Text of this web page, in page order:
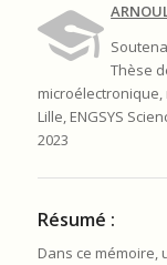
Thèse
Lille, ENGSYS
2023
Résumé :
Dans ce